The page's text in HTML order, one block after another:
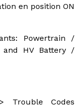
en position ON
Powertrain /
and HV Battery /
Trouble Codes